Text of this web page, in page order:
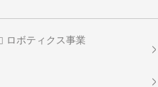
ロボティクス事業